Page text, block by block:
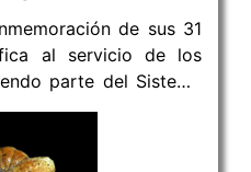
de sus 31
al servicio de los
parte del Sistema
Colombia (SINA),
Vives de Andréis